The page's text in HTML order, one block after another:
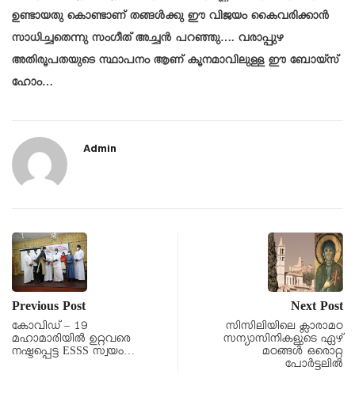
ഉണ്ടായതു കൊണ്ടാണ് തങ്ങൾക്കു ഈ വിജയം കൈവരിക്കാൻ
സാധിച്ചതെന്നു സംഗീത് അച്ചൻ പറഞ്ഞു…. വരാപ്പുഴ
അതിരൂപതയുടെ സ്ഥാപനം ആണ് കൂനമാവിലുള്ള ഈ ബോയ്സ്
ഹോം…
Admin
Previous Post
കോവിഡ് – 19
മഹാമാരിയിൽ ഉറ്റവരെ
നഷ്ടപ്പെട്ട ESSS സ്വയം…
Next Post
സിസിലിയിലെ ക്ലാരാമഠ
സന്യാസിനികളുടെ ഏഴ്
മഠങ്ങൾ ഒരൊറ്റ
പോർട്ടലിൽ